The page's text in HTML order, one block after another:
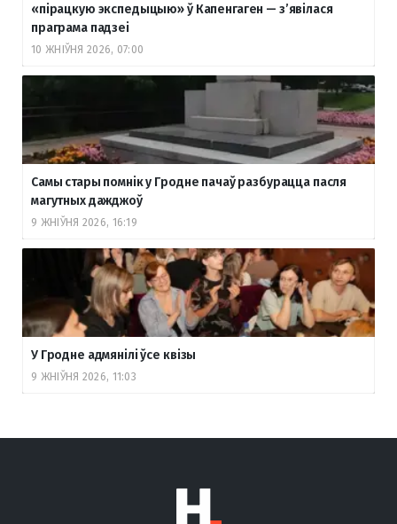
«пірацкую экспедыцыю» ў Капенгаген — з’явілася
праграма падзеі
10 ЖНІЎНЯ 2026, 07:00
Самы стары помнік у Гродне пачаў разбурацца пасля
магутных дажджоў
9 ЖНІЎНЯ 2026, 16:19
У Гродне адмянілі ўсе квізы
9 ЖНІЎНЯ 2026, 11:03